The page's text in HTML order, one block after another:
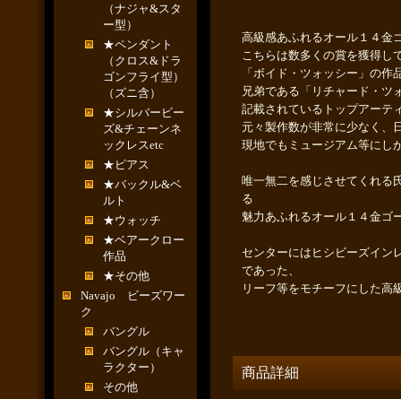
（ナジャ&スタ
ー型）
★ペンダント
（クロス&ドラ
ゴンフライ型）
（ズニ含）
★シルバービー
ズ&チェーンネ
ックレスetc
★ピアス
★バックル&ベ
ルト
★ウォッチ
★ベアークロー
作品
★その他
Navajo ビーズワー
ク
バングル
バングル（キャ
ラクター）
その他
高級感あふれるオール１４金
こちらは数多くの賞を獲得し
「ボイド・ツォッシー」の作
兄弟である「リチャード・ツ
記載されているトップアーテ
元々製作数が非常に少なく、
現地でもミュージアム等にし
唯一無二を感じさせてくれる
る
魅力あふれるオール１４金ゴ
センターにはヒシビーズイン
であった、
リーフ等をモチーフにした高
商品詳細